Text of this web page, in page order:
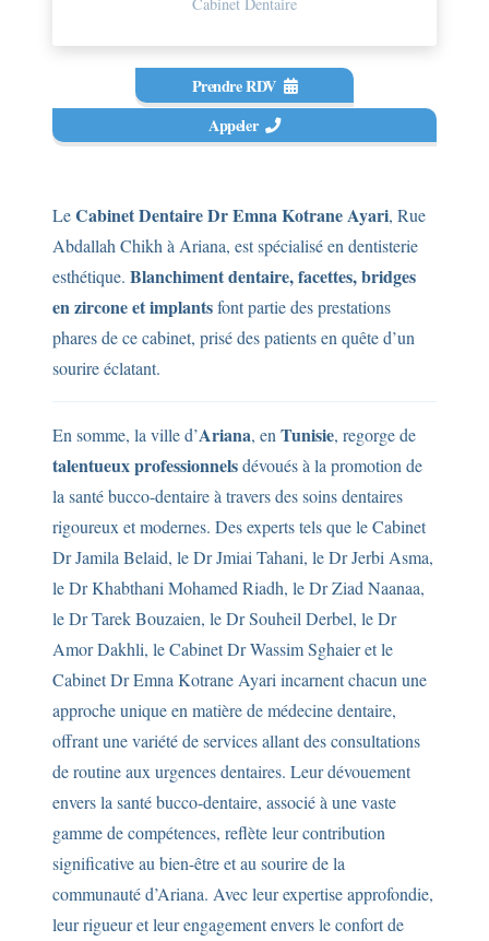
Prendre RDV
Appeler
LeCabinet Dentaire Dr Emna Kotrane Ayari, Rue
Abdallah Chikh à Ariana, est spécialisé en dentisterie
esthétique. Blanchiment dentaire, facettes, bridges
en zircone et implantsfont partie des prestations
phares de ce cabinet, prisé des patients en quête d’un
sourire éclatant.
En somme, la ville d’Ariana, en Tunisie, regorge de
talentueux professionnelsdévoués à la promotion de
la santé bucco-dentaire à travers des soins dentaires
rigoureux et modernes. Des experts tels que le Cabinet
Dr Jamila Belaid, le Dr Jmiai Tahani, le Dr Jerbi Asma,
le Dr Khabthani Mohamed Riadh, le Dr Ziad Naanaa,
le Dr Tarek Bouzaien, le Dr Souheil Derbel, le Dr
Amor Dakhli, le Cabinet Dr Wassim Sghaier et le
Cabinet Dr Emna Kotrane Ayari incarnent chacun une
approche unique en matière de médecine dentaire,
offrant une variété de services allant des consultations
de routine aux urgences dentaires. Leur dévouement
envers la santé bucco-dentaire, associé à une vaste
gamme de compétences, reflète leur contribution
significative au bien-être et au sourire de la
communauté d’Ariana. Avec leur expertise approfondie,
leur rigueur et leur engagement envers le confort de